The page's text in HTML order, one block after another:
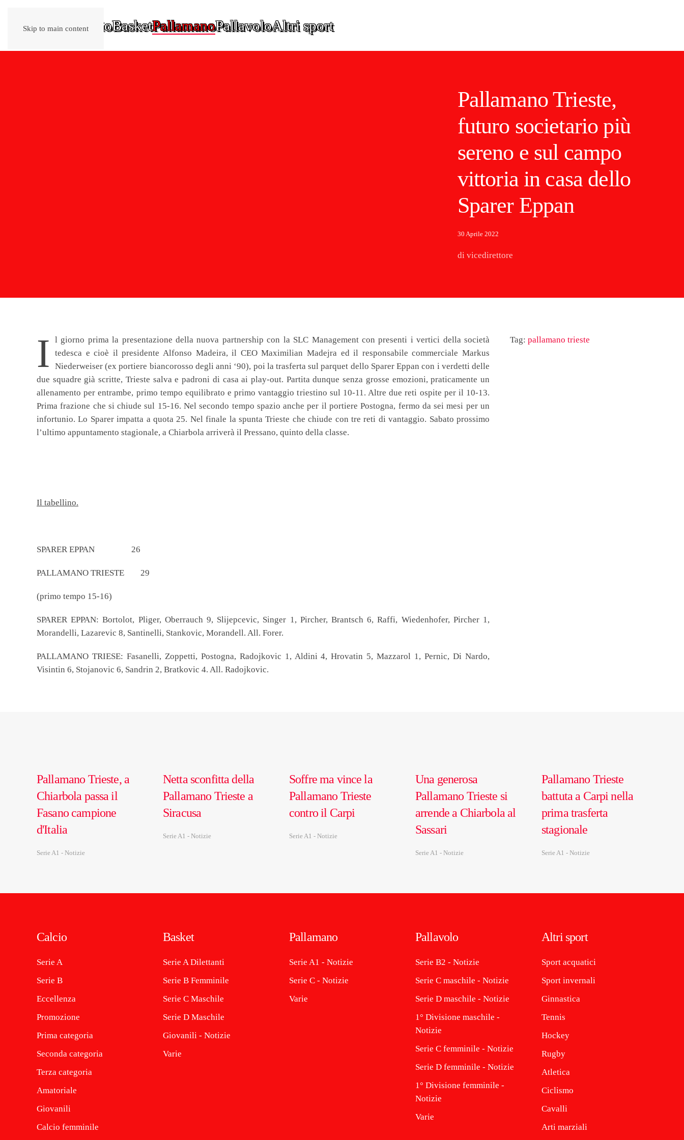
Skip to main content
HomeCalcioBasketPallamanoPallavoloAltri sport
Pallamano Trieste,
futuro societario più
sereno e sul campo
vittoria in casa dello
Sparer Eppan
30 Aprile 2022
di vicedirettore
I
l giorno prima la presentazione della nuova partnership con la SLC Management con presenti i vertici della società
tedesca e cioè il presidente Alfonso Madeira, il CEO Maximilian Madejra ed il responsabile commerciale Markus
Niederweiser (ex portiere biancorosso degli anni ‘90), poi la trasferta sul parquet dello Sparer Eppan con i verdetti delle
due squadre già scritte, Trieste salva e padroni di casa ai play-out. Partita dunque senza grosse emozioni, praticamente un
allenamento per entrambe, primo tempo equilibrato e primo vantaggio triestino sul 10-11. Altre due reti ospite per il 10-13.
Prima frazione che si chiude sul 15-16. Nel secondo tempo spazio anche per il portiere Postogna, fermo da sei mesi per un
infortunio. Lo Sparer impatta a quota 25. Nel finale la spunta Trieste che chiude con tre reti di vantaggio. Sabato prossimo
l’ultimo appuntamento stagionale, a Chiarbola arriverà il Pressano, quinto della classe.
Il tabellino.
SPARER EPPAN 26
PALLAMANO TRIESTE 29
(primo tempo 15-16)
SPARER EPPAN: Bortolot, Pliger, Oberrauch 9, Slijepcevic, Singer 1, Pircher, Brantsch 6, Raffi, Wiedenhofer, Pircher 1,
Morandelli, Lazarevic 8, Santinelli, Stankovic, Morandell. All. Forer.
PALLAMANO TRIESE: Fasanelli, Zoppetti, Postogna, Radojkovic 1, Aldini 4, Hrovatin 5, Mazzarol 1, Pernic, Di Nardo,
Visintin 6, Stojanovic 6, Sandrin 2, Bratkovic 4. All. Radojkovic.
Tag: pallamano trieste
Pallamano Trieste, a
Chiarbola passa il
Fasano campione
d'Italia
Serie A1 - Notizie
Netta sconfitta della
Pallamano Trieste a
Siracusa
Serie A1 - Notizie
Soffre ma vince la
Pallamano Trieste
contro il Carpi
Serie A1 - Notizie
Una generosa
Pallamano Trieste si
arrende a Chiarbola al
Sassari
Serie A1 - Notizie
Pallamano Trieste
battuta a Carpi nella
prima trasferta
stagionale
Serie A1 - Notizie
Calcio
Serie A
Serie B
Eccellenza
Promozione
Prima categoria
Seconda categoria
Terza categoria
Amatoriale
Giovanili
Calcio femminile
Basket
Serie A Dilettanti
Serie B Femminile
Serie C Maschile
Serie D Maschile
Giovanili - Notizie
Varie
Pallamano
Serie A1 - Notizie
Serie C - Notizie
Varie
Pallavolo
Serie B2 - Notizie
Serie C maschile - Notizie
Serie D maschile - Notizie
1° Divisione maschile -
Notizie
Serie C femminile - Notizie
Serie D femminile - Notizie
1° Divisione femminile -
Notizie
Varie
Altri sport
Sport acquatici
Sport invernali
Ginnastica
Tennis
Hockey
Rugby
Atletica
Ciclismo
Cavalli
Arti marziali